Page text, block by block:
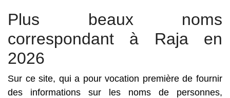
Plus beaux noms
correspondant à Raja en
2026
Sur ce site, qui a pour vocation première de fournir
des informations sur les noms de personnes,